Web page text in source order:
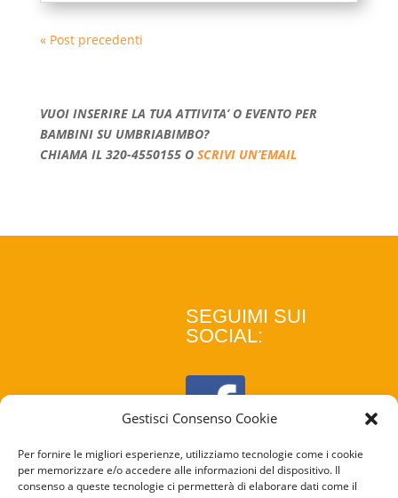
Gestisci Consenso Cookie
Per fornire le migliori esperienze, utilizziamo tecnologie come i cookie
per memorizzare e/o accedere alle informazioni del dispositivo. Il
consenso a queste tecnologie ci permetterà di elaborare dati come il
« Post precedenti
VUOI INSERIRE LA TUA ATTIVITA’ O EVENTO PER
BAMBINI SU UMBRIABIMBO?
CHIAMA IL 320-4550155 O SCRIVI UN’EMAIL
SEGUIMI SUI
SOCIAL: